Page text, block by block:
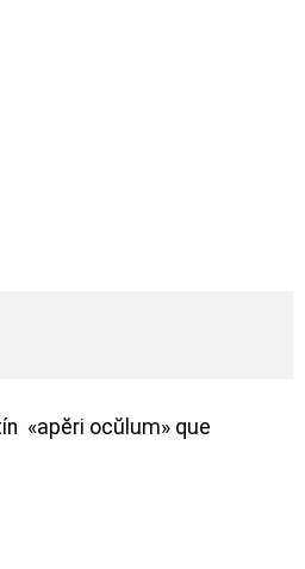
«apĕri ocŭlum» que